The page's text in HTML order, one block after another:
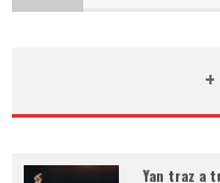
Yan traz a